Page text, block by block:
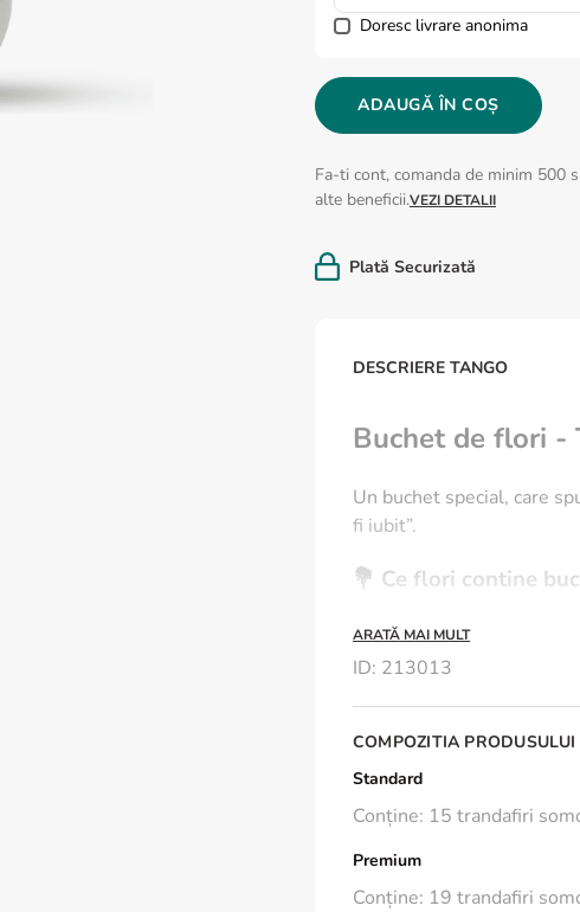
Doresc livrare anonima
ADAUGĂ ÎN COȘ
Fa-ti cont, comanda de minim 500
alte beneficii.VEZI DETALII
Plată Securizată
DESCRIERE TANGO
Buchet de flori -
Un buchet special, care
fi iubit”.
💐 Ce flori contine
Buchetul contine
pentru o femeie care
✨ Beneficii exclusive:
✅ Livrare rapidă în 2-4
✅ Felicitare cadou
emoțional puternic.
🌿 Ingrijire buchet
ARATĂ MAI MULT
ID: 213013
COMPOZITIA PRODUSULUI
Standard
Conține: 15 trandafiri
Premium
Conține: 19 trandafiri